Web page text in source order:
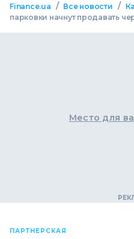
Finance.ua / Все новости /
парковки начнут продавать
Место для
ПАРТНЕРСКАЯ